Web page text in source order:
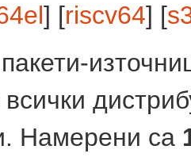
] [riscv64] [
всички
Намерени са